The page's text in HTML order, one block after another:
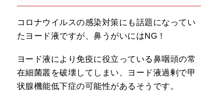
コロナウイルスの感染対策にも話題になってい
たヨード液ですが、鼻うがいにはNG！
ヨード液により免疫に役立っている鼻咽頭の常
在細菌叢を破壊してしまい、ヨード液過剰で甲
状腺機能低下症の可能性があるそうです。